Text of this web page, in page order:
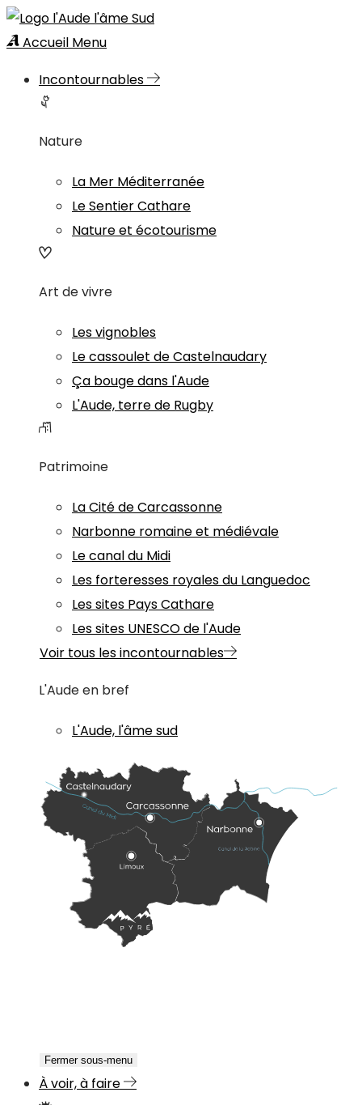
Accueil Menu
Incontournables
Nature
La Mer Méditerranée
Le Sentier Cathare
Nature et écotourisme
Art de vivre
Les vignobles
Le cassoulet de Castelnaudary
Ça bouge dans l'Aude
L'Aude, terre de Rugby
Patrimoine
La Cité de Carcassonne
Narbonne romaine et médiévale
Le canal du Midi
Les forteresses royales du Languedoc
Les sites Pays Cathare
Les sites UNESCO de l'Aude
Voir tous les incontournables
L'Aude en bref
L'Aude, l'âme sud
Fermer sous-menu
À voir, à faire